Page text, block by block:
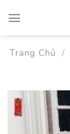
content
Trang Chủ /